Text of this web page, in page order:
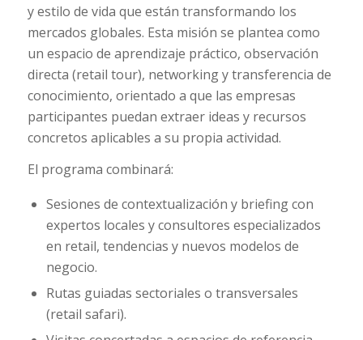
y estilo de vida que están transformando los
mercados globales. Esta misión se plantea como
un espacio de aprendizaje práctico, observación
directa (retail tour), networking y transferencia de
conocimiento, orientado a que las empresas
participantes puedan extraer ideas y recursos
concretos aplicables a su propia actividad.
El programa combinará:
Sesiones de contextualización y briefing con
expertos locales y consultores especializados
en retail, tendencias y nuevos modelos de
negocio.
Rutas guiadas sectoriales o transversales
(retail safari).